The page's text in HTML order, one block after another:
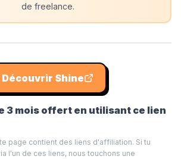
de freelance.
Découvrir Shine
3 mois offert en utilisant ce lien
page contient des liens d'affiliation. Si tu
l'un de ces liens, nous touchons une